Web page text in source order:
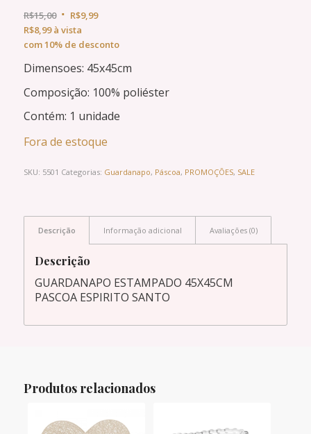
R$15,00 R$9,99
R$8,99à vista
com 10% de desconto
Dimensoes: 45x45cm
Composição: 100% poliéster
Contém: 1 unidade
Fora de estoque
SKU: 5501 Categorias: Guardanapo, Páscoa, PROMOÇÕES, SALE
Descrição Informação adicional Avaliações (0)
Descrição
GUARDANAPO ESTAMPADO 45X45CM
PASCOA ESPIRITO SANTO
Produtos relacionados